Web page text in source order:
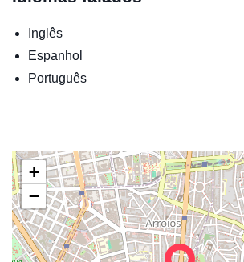
Inglês
Espanhol
Português
+
−